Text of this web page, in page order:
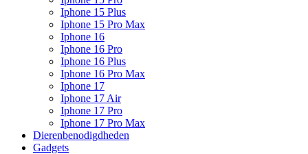
Iphone 15 Plus
Iphone 15 Pro Max
Iphone 16
Iphone 16 Pro
Iphone 16 Plus
Iphone 16 Pro Max
Iphone 17
Iphone 17 Air
Iphone 17 Pro
Iphone 17 Pro Max
Dierenbenodigdheden
Gadgets